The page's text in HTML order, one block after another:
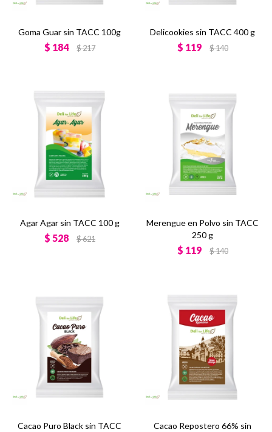
Goma Guar sin TACC 100g
$ 184 $217
Delicookies sin TACC 400 g
$ 119 $140
Agar Agar sin TACC 100 g
$ 528 $621
Merengue en Polvo sin TACC
250 g
$ 119 $140
Cacao Puro Black sin TACC
Cacao Repostero 66% sin